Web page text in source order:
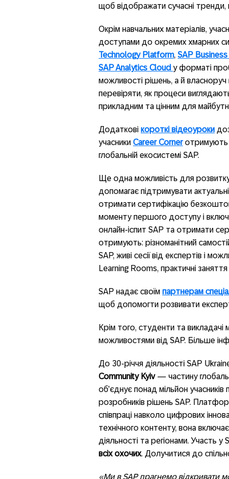
щоб відображати сучасні тренди,
Окрім навчальних матеріалів,
доступами до окремих хмарних
Technology Platform, SAP Business
SAPAnalytics Cloud у форматі
можливості рішень, а й
перевіряти, як процеси
прикладним та цінним для
Додаткові короткі відеоуроки
учасники Career Cornerотримують
глобальній екосистемі SAP.
Ще одна можливість для
допомагає підтримувати
отримати сертифікацію
моменту першого доступу і
онлайн-іспит SAP та отримати
отримують: різноманітний
SAP, живі сесії від експертів і
Learning Rooms, практичні
SAP надає своїм партнерам
щоб допомогти розвивати
Крім того, студенти та
можливостями від SAP. Більше
До 30-річчя діяльності SAP
Community Kyiv— частину
об’єднує понад мільйон учасників
розробників рішень SAP.
співпраці навколо цифрових
технічного контенту, вона
діяльності та регіонами. Участь у
всіх охочих. Долучитися до
«Ми вSAP прагнемо відкривати